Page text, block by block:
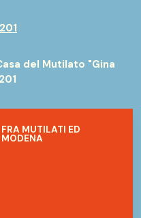
del Mutilato "Gina
MUTILATI ED